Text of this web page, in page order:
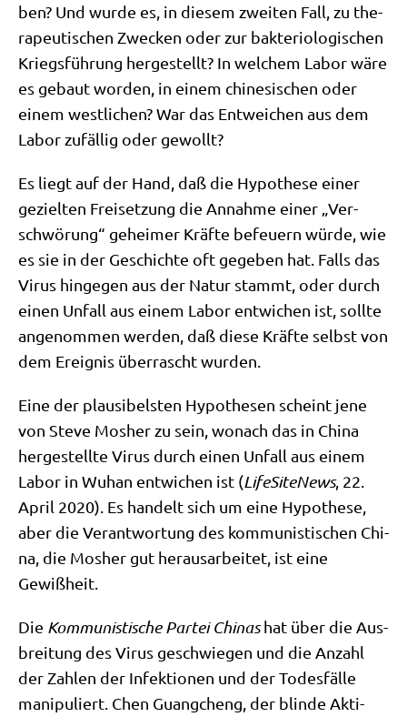
ben? Und wur­de es, in die­sem zwei­ten Fall, zu the­
ra­peu­ti­schen Zwecken oder zur bak­te­rio­lo­gi­schen
Kriegs­füh­rung her­ge­stellt? In wel­chem ​​Labor wäre
es gebaut wor­den, in einem chi­ne­si­schen oder
einem west­li­chen? War das Ent­wei­chen aus dem
Labor zufäl­lig oder gewollt?
Es liegt auf der Hand, daß die Hypo­the­se einer
geziel­ten Frei­set­zung die Annah­me einer „Ver­
schwö­rung“ gehei­mer Kräf­te befeu­ern wür­de, wie
es sie in der Geschich­te oft gege­ben hat. Falls das
Virus hin­ge­gen aus der Natur stammt, oder durch
einen Unfall aus einem Labor ent­wi­chen ist, soll­te
ange­nom­men wer­den, daß die­se Kräf­te selbst von
dem Ereig­nis über­rascht wurden.
Eine der plau­si­bel­sten Hypo­the­sen scheint jene
von Ste­ve Mos­her zu sein, wonach das in Chi­na
her­ge­stell­te Virus durch einen Unfall aus einem
Labor in Wuhan ent­wi­chen ist (Life­Si­teNews, 22.
April 2020). Es han­delt sich um eine Hypo­the­se,
aber die Ver­ant­wor­tung des kom­mu­ni­sti­schen Chi­
na, die Mos­her gut her­aus­ar­bei­tet, ist eine
Gewißheit.
Die Kom­mu­ni­sti­sche Par­tei Chi­nashat über die Aus­
brei­tung des Virus geschwie­gen und die Anzahl
der Zah­len der Infek­tio­nen und der Todes­fäl­le
mani­pu­liert. Chen Guang­ch­eng, der blin­de Akti­